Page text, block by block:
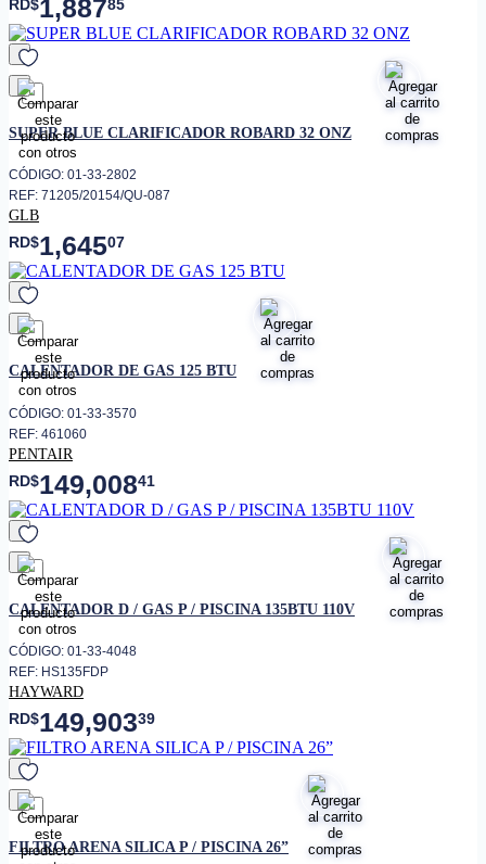
RD$1,88785
favorito
SUPER BLUE CLARIFICADOR ROBARD 32 ONZ
CÓDIGO: 01-33-2802
REF: 71205/20154/QU-087
GLB
RD$1,64507
favorito
CALENTADOR DE GAS 125 BTU
CÓDIGO: 01-33-3570
REF: 461060
PENTAIR
RD$149,00841
favorito
CALENTADOR D / GAS P / PISCINA 135BTU 110V
CÓDIGO: 01-33-4048
REF: HS135FDP
HAYWARD
RD$149,90339
favorito
FILTRO ARENA SILICA P / PISCINA 26”